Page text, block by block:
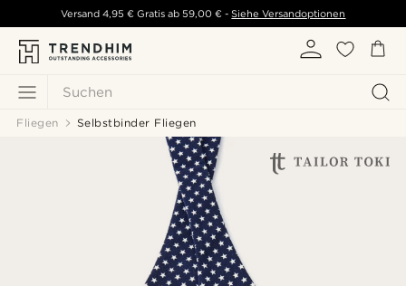
Suchen
Versand 4,95 € Gratis ab 59,00 € - Siehe Versandoptionen
Fliegen Selbstbinder Fliegen